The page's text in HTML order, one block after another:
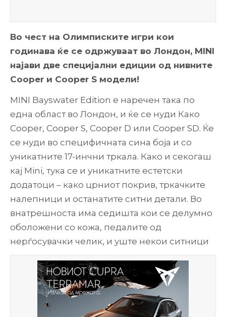
Во чест на Олимписките игри кои
годинава ќе се одржуваат во Лондон, MINI
најави две специјални едиции од нивните
Cooper и Cooper S модели!
MINI Bayswater Edition е наречен така по
една област во Лондон, и ќе се нуди Како
Cooper, Cooper S, Cooper D или Cooper SD. Ќе
се нуди во специфичната сина боја и со
уникатните 17-инчни тркала. Како и секогаш
кај Mini, тука се и уникатните естетски
додатоци – како црниот покрив, тркачките
налепници и останатите ситни детали. Во
внатрешноста има седишта кои се делумно
оболожени со кожа, педалите од
нерѓосувачки челик, и уште некои ситници